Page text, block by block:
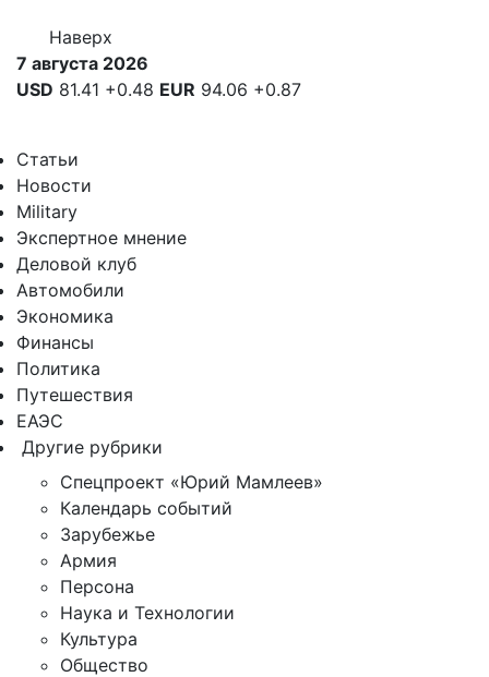
Наверх
7 августа 2026
USD 81.41 +0.48 EUR 94.06 +0.87
Статьи
Новости
Military
Экспертное мнение
Деловой клуб
Автомобили
Экономика
Финансы
Политика
Путешествия
ЕАЭС
Другие рубрики
Спецпроект «Юрий Мамлеев»
Календарь событий
Зарубежье
Армия
Персона
Наука и Технологии
Культура
Общество